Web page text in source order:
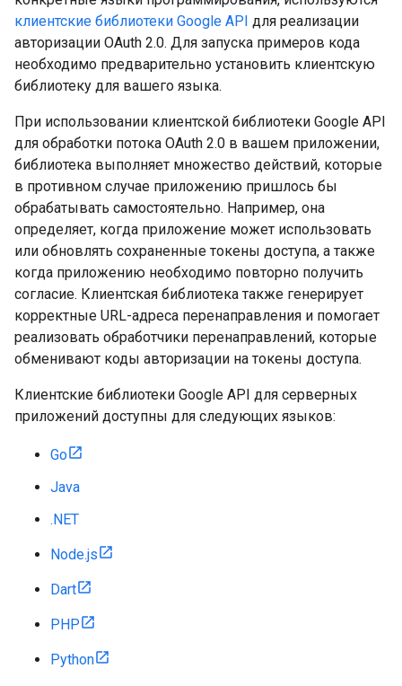
клиентские библиотеки Google API для реализации
авторизации OAuth 2.0. Для запуска примеров кода
необходимо предварительно установить клиентскую
библиотеку для вашего языка.
При использовании клиентской библиотеки Google API
для обработки потока OAuth 2.0 в вашем приложении,
библиотека выполняет множество действий, которые
в противном случае приложению пришлось бы
обрабатывать самостоятельно. Например, она
определяет, когда приложение может использовать
или обновлять сохраненные токены доступа, а также
когда приложению необходимо повторно получить
согласие. Клиентская библиотека также генерирует
корректные URL-адреса перенаправления и помогает
реализовать обработчики перенаправлений, которые
обменивают коды авторизации на токены доступа.
Клиентские библиотеки Google API для серверных
приложений доступны для следующих языков:
Go
Java
.NET
Node.js
Dart
PHP
Python